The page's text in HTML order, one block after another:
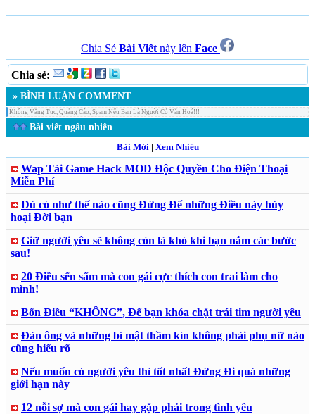
Chia Sẻ Bài Viết này lên Face
Chia sẻ:
» BÌNH LUẬN COMMENT
Không Văng Tục, Quảng Cáo, Spam Nếu Bạn Là Người Có Văn Hoá!!!
Bài viết ngẫu nhiên
Bài Mới| Xem Nhiều
Wap Tải Game Hack MOD Độc Quyền Cho Điện Thoại
Miễn Phí
Dù có như thế nào cũng Đừng Để những Điều này hủy
hoại Đời bạn
Giữ người yêu sẽ không còn là khó khi bạn nắm các bước
sau!
20 Điều sến sẩm mà con gái cực thích con trai làm cho
mình!
Bốn Điều “KHÔNG”, Để bạn khóa chặt trái tim người yêu
Đàn ông và những bí mật thầm kín không phải phụ nữ nào
cũng hiểu rõ
Nếu muốn có người yêu thì tốt nhất Đừng Đi quá những
giới hạn này
12 nỗi sợ mà con gái hay gặp phải trong tình yêu